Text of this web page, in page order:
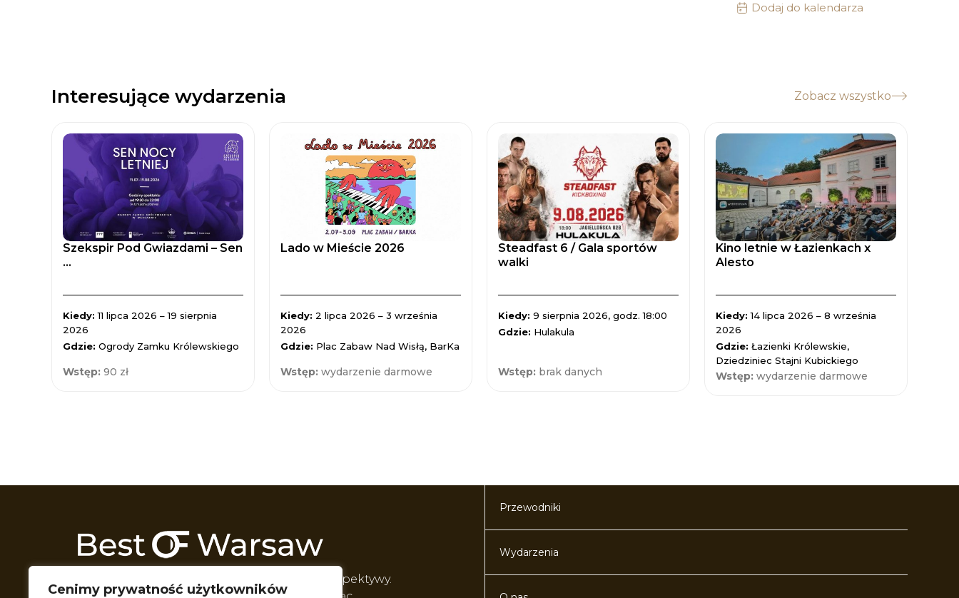
Cenimy prywatność użytkowników
Dodaj do kalendarza
Interesujące wydarzenia Zobacz wszystko
Szekspir Pod Gwiazdami – Sen
...
Kiedy:11 lipca 2026 – 19 sierpnia
2026
Gdzie: Ogrody Zamku Królewskiego
Wstęp: 90 zł
Lado w Mieście 2026
Kiedy: 2 lipca 2026 – 3 września
2026
Gdzie: Plac Zabaw Nad Wisłą, BarKa
Wstęp: wydarzenie darmowe
Steadfast 6 / Gala sportów
walki
Kiedy: 9 sierpnia 2026, godz. 18:00
Gdzie: Hulakula
Wstęp: brak danych
Kino letnie w Łazienkach x
Alesto
Kiedy:14 lipca 2026 – 8 września
2026
Gdzie: Łazienki Królewskie,
Dziedziniec Stajni Kubickiego
Wstęp: wydarzenie darmowe
Odkrywamy Warszawę z każdej możliwej perspektywy.
Przewodniki
Wydarzenia